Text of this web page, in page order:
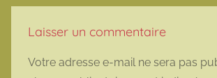
Laisser un commentaire
Votre adresse e-mail ne sera pas